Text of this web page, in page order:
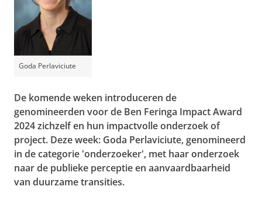
Goda Perlaviciute
De komende weken introduceren de
genomineerden voor de Ben Feringa Impact Award
2024 zichzelf en hun impactvolle onderzoek of
project. Deze week: Goda Perlaviciute, genomineerd
in de categorie 'onderzoeker', met haar onderzoek
naar de publieke perceptie en aanvaardbaarheid
van duurzame transities.